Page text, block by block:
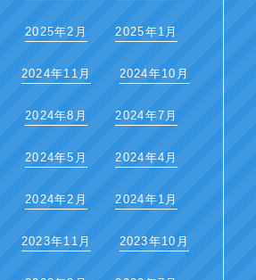
2025年2月 2025年1月
2024年11月 2024年10月
2024年8月 2024年7月
2024年5月 2024年4月
2024年2月 2024年1月
2023年11月 2023年10月